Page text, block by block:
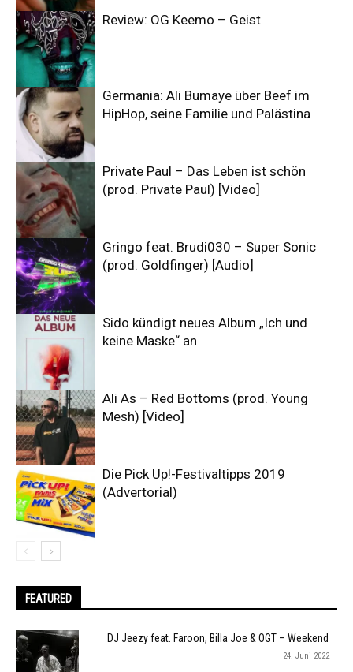
Review: OG Keemo – Geist
Germania: Ali Bumaye über Beef im
HipHop, seine Familie und Palästina
Private Paul – Das Leben ist schön
(prod. Private Paul) [Video]
Gringo feat. Brudi030 – Super Sonic
(prod. Goldfinger) [Audio]
Sido kündigt neues Album „Ich und
keine Maske“ an
Ali As – Red Bottoms (prod. Young
Mesh) [Video]
Die Pick Up!-Festivaltipps 2019
(Advertorial)
FEATURED
DJ Jeezy feat. Faroon, Billa Joe & OGT – Weekend
24. Juni 2022